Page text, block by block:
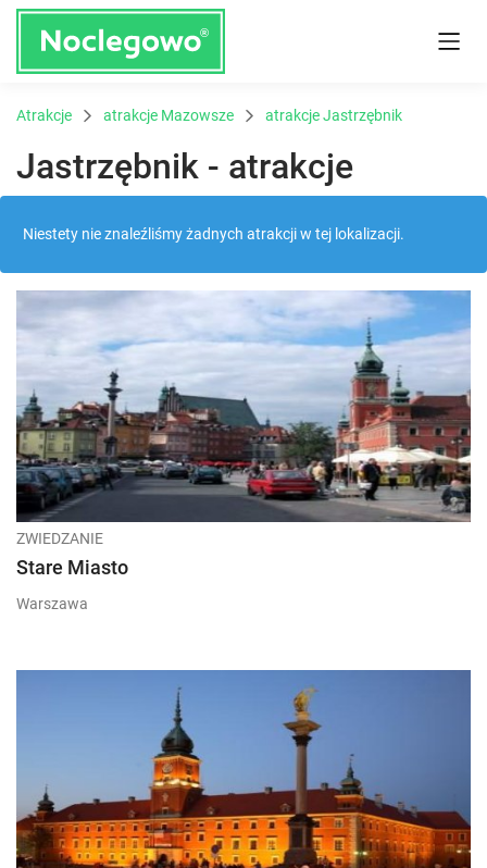
Atrakcje atrakcje Mazowsze atrakcje Jastrzębnik
Jastrzębnik - atrakcje
Niestety nie znaleźliśmy żadnych atrakcji w tej lokalizacji.
ZWIEDZANIE
Stare Miasto
Warszawa